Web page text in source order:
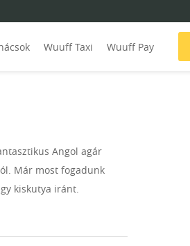
Wuuff Taxi Wuuff Pay
Angol agár
Már most fogadunk
kiskutya iránt.